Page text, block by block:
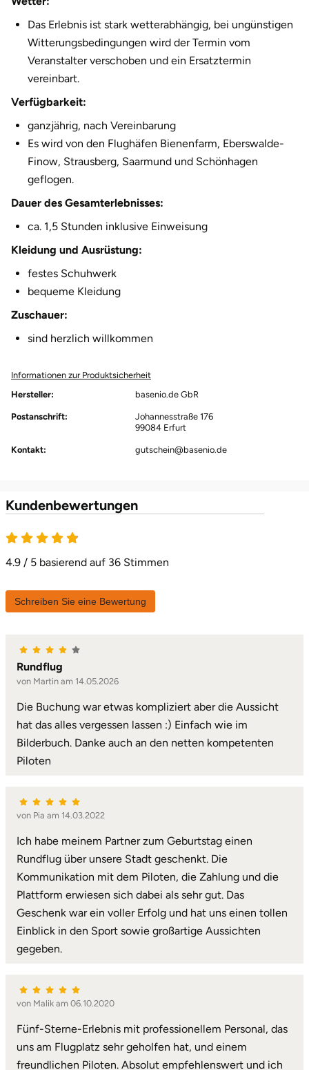
Das Erlebnis ist stark wetterabhängig, bei ungünstigen
Witterungsbedingungen wird der Termin vom
Veranstalter verschoben und ein Ersatztermin
vereinbart.
Verfügbarkeit:
ganzjährig, nach Vereinbarung
Es wird von den Flughäfen Bienenfarm, Eberswalde-
Finow, Strausberg, Saarmund und Schönhagen
geflogen.
Dauer des Gesamterlebnisses:
ca. 1,5 Stunden inklusive Einweisung
Kleidung und Ausrüstung:
festes Schuhwerk
bequeme Kleidung
Zuschauer:
sind herzlich willkommen
Informationen zur Produktsicherheit
Hersteller:
basenio.de GbR
Postanschrift:
Johannesstraße 176
99084 Erfurt
Kontakt: gutschein@basenio.de
Kundenbewertungen
4.9 von 5
4.9 / 5 basierend auf 36 Stimmen
Schreiben Sie eine Bewertung
Rundflug
von Martin am 14.05.2026
Die Buchung war etwas kompliziert aber die Aussicht
hat das alles vergessen lassen :) Einfach wie im
Bilderbuch. Danke auch an den netten kompetenten
Piloten
von Pia am 14.03.2022
Ich habe meinem Partner zum Geburtstag einen
Rundflug über unsere Stadt geschenkt. Die
Kommunikation mit dem Piloten, die Zahlung und die
Plattform erwiesen sich dabei als sehr gut. Das
Geschenk war ein voller Erfolg und hat uns einen tollen
Einblick in den Sport sowie großartige Aussichten
gegeben.
von Malik am 06.10.2020
Fünf-Sterne-Erlebnis mit professionellem Personal, das
uns am Flugplatz sehr geholfen hat, und einem
freundlichen Piloten. Absolut empfehlenswert und ich
Ingolstadt
Jena
Jerichower Land
Kamp-Lintfort
Karlsruhe
Kassel
Kempten
Kerken
Koblenz
Kronach
Kulmbach
Köln
Landshut
Ludwigslust-Parchim
Lübeck
Lüchow-Dannenberg
Main-Kinzig-Kreis
Mainz
Mannheim
Meiningen